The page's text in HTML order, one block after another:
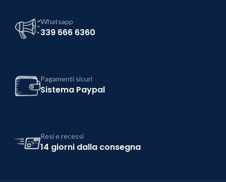
Whatsapp
339 666 6360
Pagamenti sicuri
Sistema Paypal
Resi e recessi
14 giorni dalla consegna